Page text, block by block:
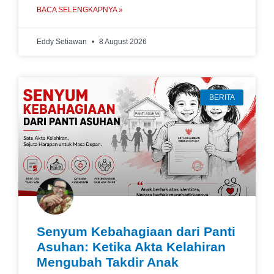
BACA SELENGKAPNYA »
Eddy Setiawan 8 August 2026
BERITA
Senyum Kebahagiaan dari Panti
Asuhan: Ketika Akta Kelahiran
Mengubah Takdir Anak